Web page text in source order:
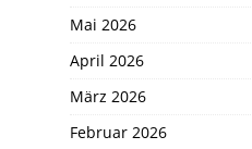
Mai 2026
April 2026
März 2026
Februar 2026